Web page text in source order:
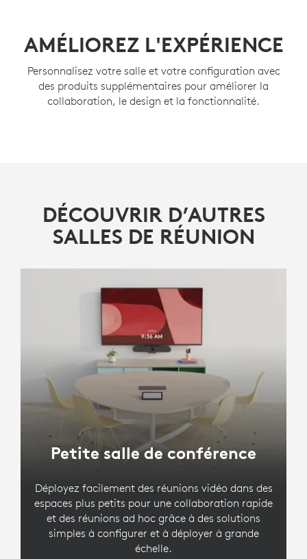
AMÉLIOREZ L'EXPÉRIENCE
Personnalisez votre salle et votre configuration avec
des produits supplémentaires pour améliorer la
collaboration, le design et la fonctionnalité.
DÉCOUVRIR D’AUTRES
SALLES DE RÉUNION
Petite salle de conférence
Déployez facilement des réunions vidéo dans des
espaces plus petits pour une collaboration rapide
et des réunions ad hoc grâce à des solutions
simples à configurer et à déployer à grande
échelle.